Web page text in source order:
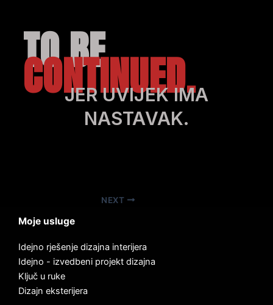
TO BE
CONTINUED.
JER UVIJEK IMA
NASTAVAK.
NEXT
Moje usluge
Idejno rješenje dizajna interijera
Idejno - izvedbeni projekt dizajna
Ključ u ruke
Dizajn eksterijera